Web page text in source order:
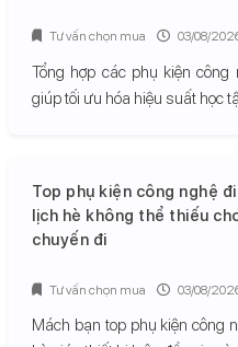
Tổng hợp các phụ kiện
giúp tối ưu hóa hiệu suất học
Tư vấn chọn mua 03/08/
Top phụ kiện công nghệ
lịch hè không thể thiếu
chuyến đi
Mách bạn top phụ kiện công
Tư vấn chọn mua 03/08/